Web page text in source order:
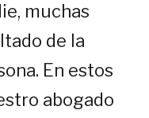
muchas
de la
En estos
abogado